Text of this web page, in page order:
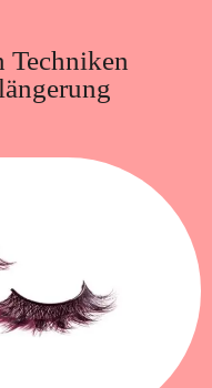
Techniken